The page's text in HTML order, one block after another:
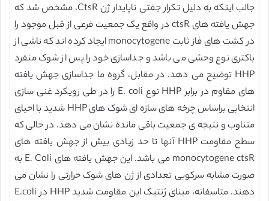
جالب اینکه به دلیل تکرار جفتی ناپایدار ژن CtsR، مشخص شد که
جهش یافته های ctsR در واقع یک جمعیت فرعی از قبل موجود را
در کشت های فاز ثابت monocytogene ایجاد کرده اند که ناشی از
باکتری نوع وحشی می باشد و جداسازی خود را پس از شوک منفرد
HHP توضیح می دهد. در مقابل، گروه ما جداسازی جهش یافته
های مقاوم در برابر HHP نوع E. coli را در طی رویکرد غنی سازی
انتخابی براساس چرخه های سازه ای شوک های HHP شدید با احیای
متناوب و نتیجه ی جمعیت باقی مانده نشان می دهد. در حالی که
سطح مقاومت HHP آنها تا حد زیادی بیش از جهش یافته های
monocytogene ctsR می باشد. این جهش یافته های E. Coli به
صورت مشابه سرکوبی تعدادی از ژن های شوک حرارتی را نشان می
دهند. متاسفانه، مبنای ژنتیک این مقاومت شدید HHP در E.coli